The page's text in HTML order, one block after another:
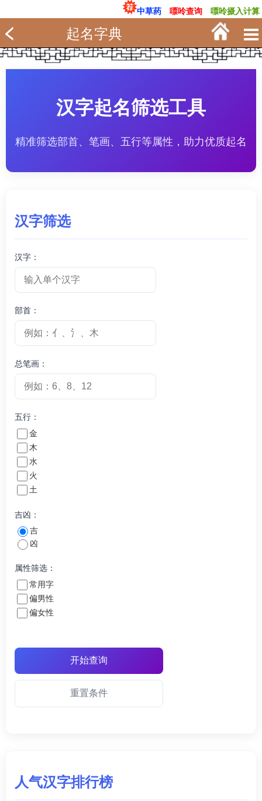
中草药 嘌呤查询 嘌呤摄入计算
起名字典
汉字起名筛选工具
精准筛选部首、笔画、五行等属性，助力优质起名
汉字筛选
汉字：
部首：
总笔画：
五行：
金
木
水
火
土
吉凶：
吉
凶
属性筛选：
常用字
偏男性
偏女性
开始查询
重置条件
人气汉字排行榜